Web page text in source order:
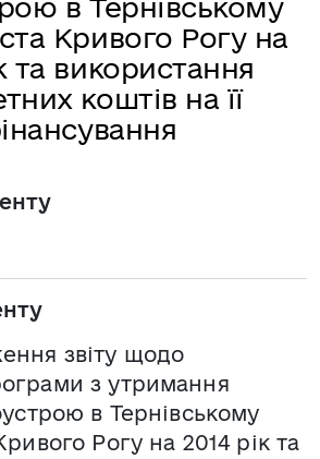
в Тернівському
Кривого Рогу на
та використання
коштів на її
звіту щодо
з утримання
в Тернівському
Рогу на 2014 рік та